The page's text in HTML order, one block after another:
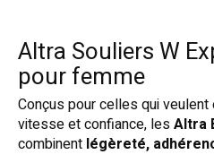
Altra Souliers W
pour femme
Conçus pour celles qui
vitesse et confiance, lesAltra
combinent légèreté,